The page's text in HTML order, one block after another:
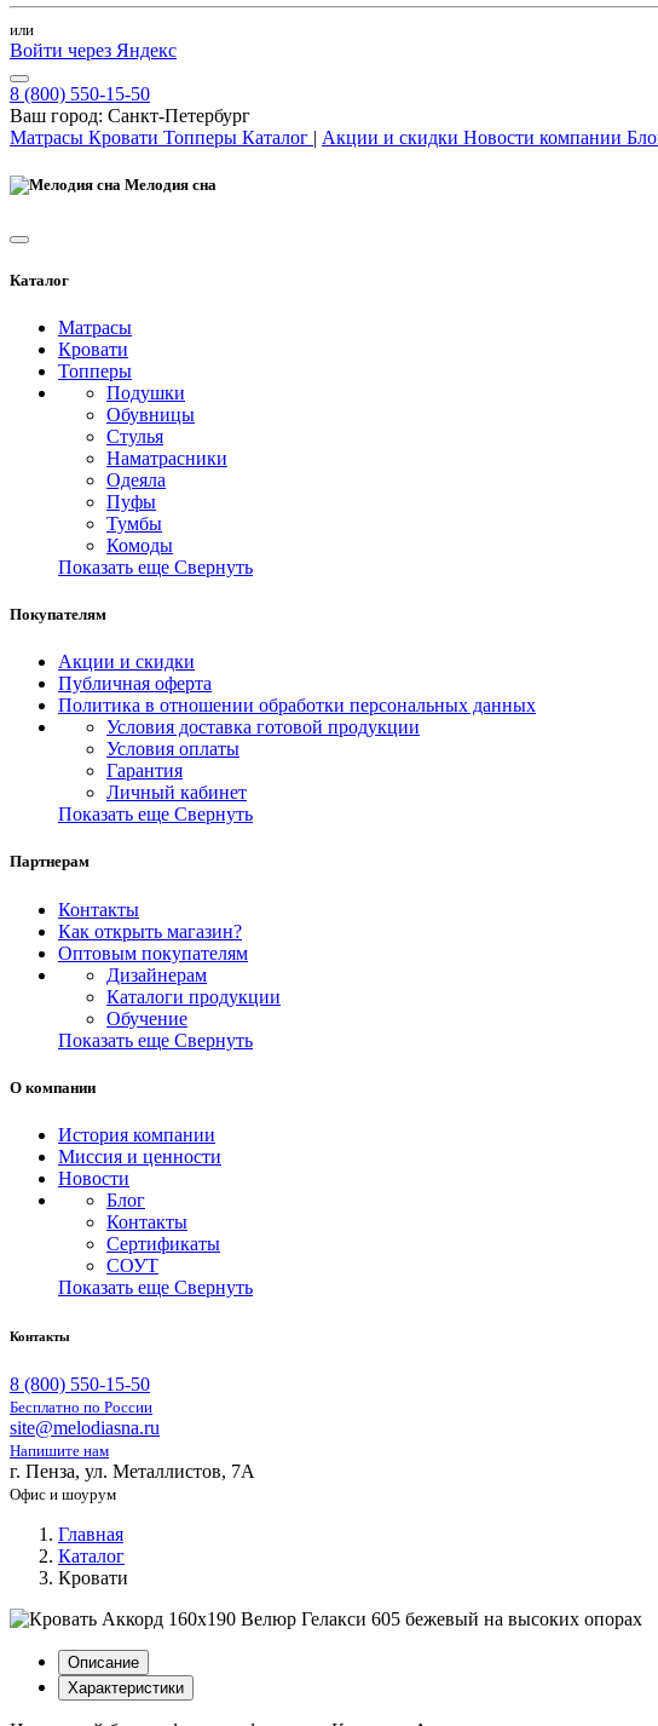
или
Войти через Яндекс
8 (800) 550-15-50
Ваш город: Санкт-Петербург
Матрасы Кровати Топперы Каталог | Акции и скидки Новости компании
Мелодия сна
Каталог
Матрасы
Кровати
Топперы
Подушки
Обувницы
Стулья
Наматрасники
Одеяла
Пуфы
Тумбы
Комоды
Показать еще Свернуть
Покупателям
Акции и скидки
Публичная оферта
Политика в отношении обработки персональных данных
Условия доставка готовой продукции
Условия оплаты
Гарантия
Личный кабинет
Показать еще Свернуть
Партнерам
Контакты
Как открыть магазин?
Оптовым покупателям
Дизайнерам
Каталоги продукции
Обучение
Показать еще Свернуть
О компании
История компании
Миссия и ценности
Новости
Блог
Контакты
Сертификаты
СОУТ
Показать еще Свернуть
Контакты
8 (800) 550-15-50
Бесплатно по России
site@melodiasna.ru
Напишите нам
г. Пенза, ул. Металлистов, 7А
Офис и шоурум
Главная
Каталог
Кровати
Описание
Характеристики